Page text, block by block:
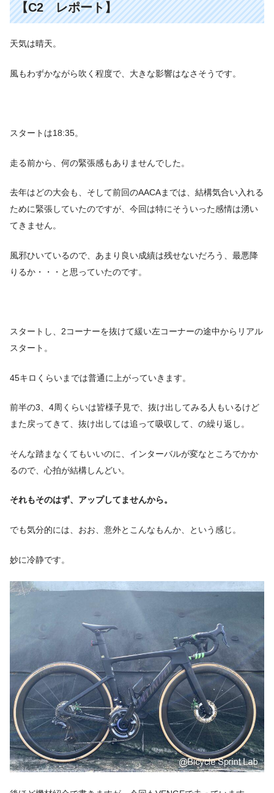
【C2 レポート】
天気は晴天。
風もわずかながら吹く程度で、大きな影響はなさそうです。
スタートは18:35。
走る前から、何の緊張感もありませんでした。
去年はどの大会も、そして前回のAACAまでは、結構気合い入れる
ために緊張していたのですが、今回は特にそういった感情は湧い
てきません。
風邪ひいているので、あまり良い成績は残せないだろう、最悪降
りるか・・・と思っていたのです。
スタートし、2コーナーを抜けて緩い左コーナーの途中からリアル
スタート。
45キロくらいまでは普通に上がっていきます。
前半の3、4周くらいは皆様子見で、抜け出してみる人もいるけど
また戻ってきて、抜け出しては追って吸収して、の繰り返し。
そんな踏まなくてもいいのに、インターバルが変なところでかか
るので、心拍が結構しんどい。
それもそのはず、アップしてませんから。
でも気分的には、おお、意外とこんなもんか、という感じ。
妙に冷静です。